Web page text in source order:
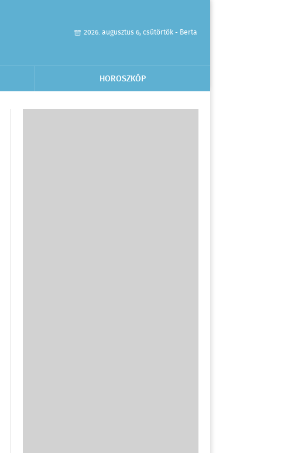
2026. augusztus 6, csütörtök - Berta
HOROSZKÓP